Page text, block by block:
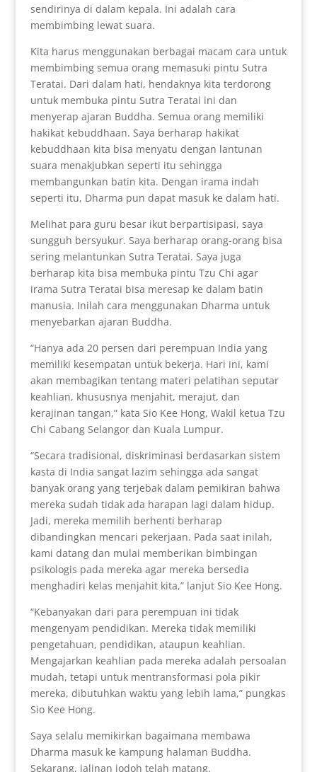
sendirinya di dalam kepala. Ini adalah cara
membimbing lewat suara.
Kita harus menggunakan berbagai macam cara untuk
membimbing semua orang memasuki pintu Sutra
Teratai. Dari dalam hati, hendaknya kita terdorong
untuk membuka pintu Sutra Teratai ini dan
menyerap ajaran Buddha. Semua orang memiliki
hakikat kebuddhaan. Saya berharap hakikat
kebuddhaan kita bisa menyatu dengan lantunan
suara menakjubkan seperti itu sehingga
membangunkan batin kita. Dengan irama indah
seperti itu, Dharma pun dapat masuk ke dalam hati.
Melihat para guru besar ikut berpartisipasi, saya
sungguh bersyukur. Saya berharap orang-orang bisa
sering melantunkan Sutra Teratai. Saya juga
berharap kita bisa membuka pintu Tzu Chi agar
irama Sutra Teratai bisa meresap ke dalam batin
manusia. Inilah cara menggunakan Dharma untuk
menyebarkan ajaran Buddha.
“Hanya ada 20 persen dari perempuan India yang
memiliki kesempatan untuk bekerja. Hari ini, kami
akan membagikan tentang materi pelatihan seputar
keahlian, khususnya menjahit, merajut, dan
kerajinan tangan,” kata Sio Kee Hong, Wakil ketua Tzu
Chi Cabang Selangor dan Kuala Lumpur.
“Secara tradisional, diskriminasi berdasarkan sistem
kasta di India sangat lazim sehingga ada sangat
banyak orang yang terjebak dalam pemikiran bahwa
mereka sudah tidak ada harapan lagi dalam hidup.
Jadi, mereka memilih berhenti berharap
dibandingkan mencari pekerjaan. Pada saat inilah,
kami datang dan mulai memberikan bimbingan
psikologis pada mereka agar mereka bersedia
menghadiri kelas menjahit kita,” lanjut Sio Kee Hong.
“Kebanyakan dari para perempuan ini tidak
mengenyam pendidikan. Mereka tidak memiliki
pengetahuan, pendidikan, ataupun keahlian.
Mengajarkan keahlian pada mereka adalah persoalan
mudah, tetapi untuk mentransformasi pola pikir
mereka, dibutuhkan waktu yang lebih lama,” pungkas
Sio Kee Hong.
Saya selalu memikirkan bagaimana membawa
Dharma masuk ke kampung halaman Buddha.
Sekarang, jalinan jodoh telah matang.